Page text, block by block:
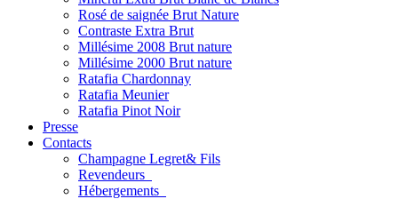
Rosé de saignée Brut Nature
Contraste Extra Brut
Millésime 2008 Brut nature
Millésime 2000 Brut nature
Ratafia Chardonnay
Ratafia Meunier
Ratafia Pinot Noir
Presse
Contacts
Champagne Legret& Fils
Revendeurs
Hébergements